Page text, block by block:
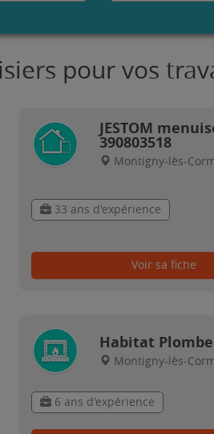
pour vos
JESTOM
390803518
Montigny-lès-
33 ans d'expérience
Voir sa fiche
Habitat
Montigny-lès-
6 ans d'expérience